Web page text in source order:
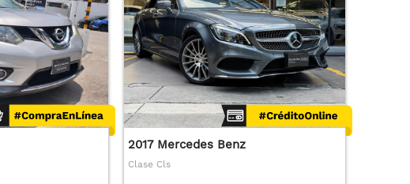
2017 Mercedes Benz
Clase Cls